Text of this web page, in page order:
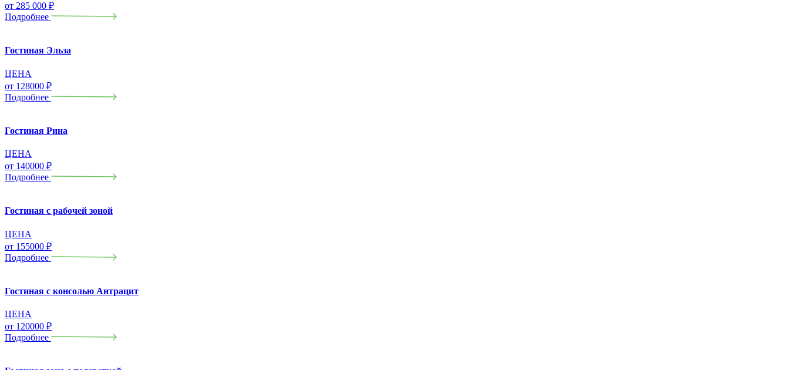
от 285 000 ₽
Подробнее
Гостиная Эльза
ЦЕНА
от 128000 ₽
Подробнее
Гостиная Рина
ЦЕНА
от 140000 ₽
Подробнее
Гостиная с рабочей зоной
ЦЕНА
от 155000 ₽
Подробнее
Гостиная с консолью Антрацит
ЦЕНА
от 120000 ₽
Подробнее